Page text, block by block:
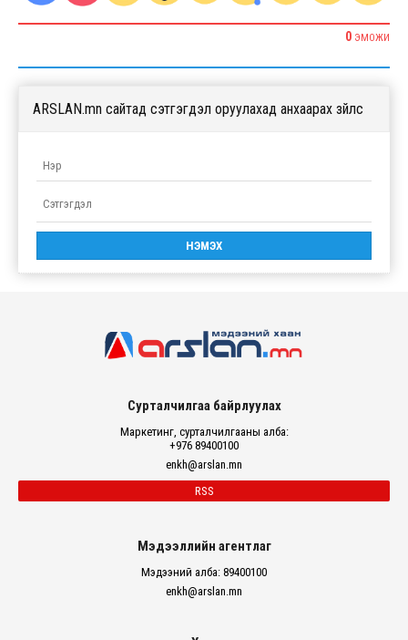
0 ЭМОЖИ
ARSLAN.mn сайтад сэтгэгдэл оруулахад анхаарах зүйлс
Сурталчилгаа байрлуулах
Маркетинг, сурталчилгааны алба:
+976 89400100
enkh@arslan.mn
RSS
Мэдээллийн агентлаг
Мэдээний алба: 89400100
enkh@arslan.mn